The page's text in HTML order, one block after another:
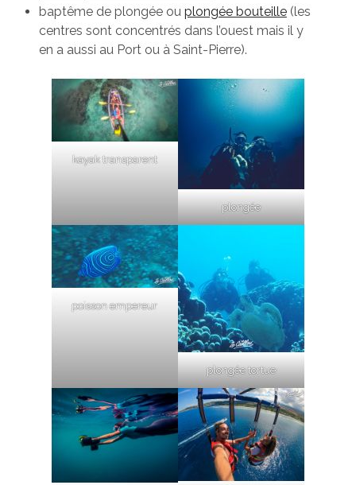
baptême de plongée ou plongée bouteille(les
centres sont concentrés dans l’ouest mais il y
en a aussi au Port ou à Saint-Pierre).
kayak transparent
plongée
poisson empereur
plongée tortue